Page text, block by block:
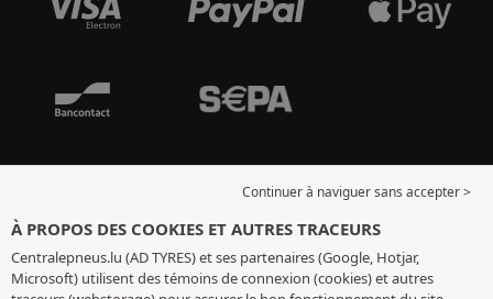
Continuer à naviguer sans accepter >
À PROPOS DES COOKIES ET AUTRES TRACEURS
Centralepneus.lu (AD TYRES) et ses partenaires (Google, Hotjar,
Microsoft) utilisent des témoins de connexion (cookies) et autres